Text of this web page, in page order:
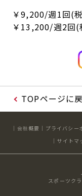
￥9,200/週1回(
￥13,200/週2回
TOPページに
会社概要 プライバシー
サイトマ
スポーツク